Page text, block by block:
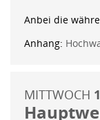
Anbei die
Anhang:
MITTWOCH